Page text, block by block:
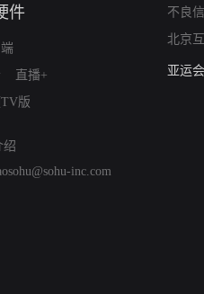
件
直播+
版
不良
北京
算法
亚运
绍
inc.com